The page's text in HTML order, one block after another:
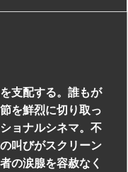
支配する。誰もが
を鮮烈に切り取っ
ョナルシネマ。不
叫びがスクリーン
の涙腺を容赦なく